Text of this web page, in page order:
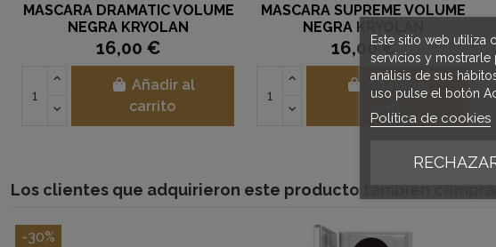
MASCARA DRAMATIC VOLUME
NEGRA KRYOLAN
16,00 €
Añadir al
carrito
MASCARA SUPREME VOLUME
NEGRA KRYOLAN
16,00 €
Añadir al
carrito
Los clientes que adquirieron este producto también
-30%
Este sitio web utiliza
servicios y mostrarle
análisis de sus
uso pulse el botón
Política de cookies